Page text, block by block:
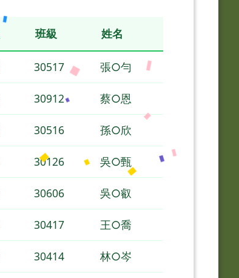
班級 姓名
30517 張○勻
30912 蔡○恩
30516 孫○欣
30126 吳○甄
30606 吳○叡
30417 王○喬
30414 林○岑